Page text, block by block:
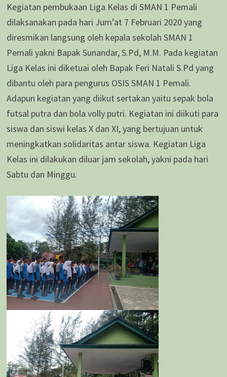
Kegiatan pembukaan Liga Kelas di SMAN 1 Pemali
dilaksanakan pada hari Jum’at 7 Februari 2020 yang
diresmikan langsung oleh kepala sekolah SMAN 1
Pemali yakni Bapak Sunandar, S.Pd, M.M. Pada kegiatan
Liga Kelas ini diketuai oleh Bapak Feri Natali S.Pd yang
dibantu oleh para pengurus OSIS SMAN 1 Pemali.
Adapun kegiatan yang diikut sertakan yaitu sepak bola
futsal putra dan bola volly putri. Kegiatan ini diikuti para
siswa dan siswi kelas X dan XI, yang bertujuan untuk
meningkatkan solidaritas antar siswa. Kegiatan Liga
Kelas ini dilakukan diluar jam sekolah, yakni pada hari
Sabtu dan Minggu.